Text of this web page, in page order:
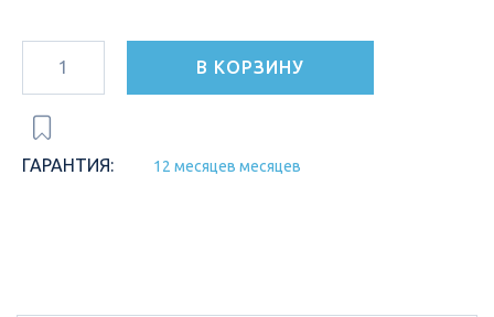
В КОРЗИНУ
ГАРАНТИЯ: 12 месяцев месяцев